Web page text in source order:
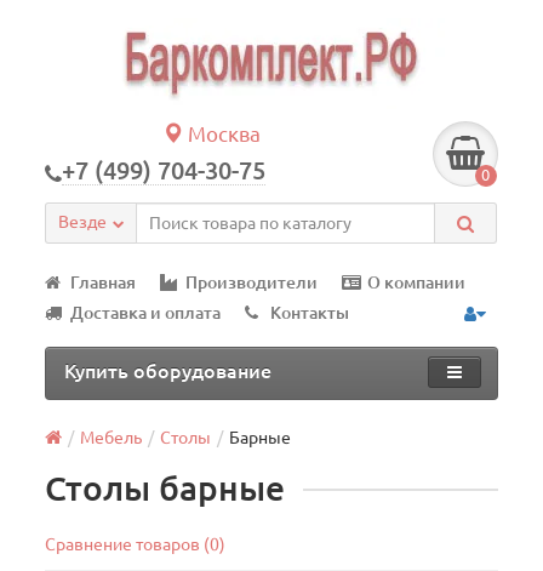
Москва
+7 (499) 704-30-75 0
Везде
Главная Производители
О компании
Доставка и оплата
Контакты
Купить оборудование
Мебель Столы Барные
Столы барные
Сравнение товаров (0)